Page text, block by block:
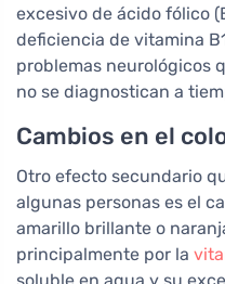
excesivo de ácido fólico
deficiencia de vitamina
problemas neurológicos
no se diagnostican a
Cambios en el
Otro efecto secundario
algunas personas es el
amarillo brillante o
principalmente por la